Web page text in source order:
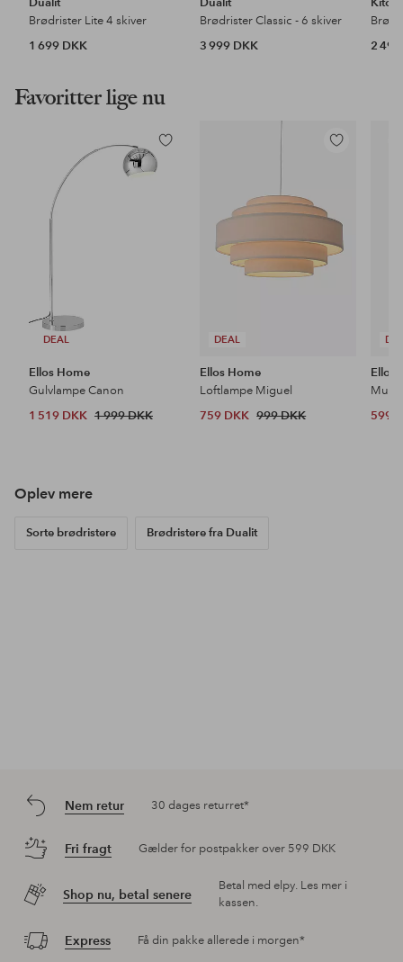
Brødrister Lite 4 skiver
1 699 DKK
Brødrister Classic - 6 skiver
3 999 DKK
2
Favoritter lige nu
DEAL
Tilføj
til
Ellos Home
Gulvlampe Canon
1 519 DKK 1 999 DKK
DEAL
Tilføj
Ellos Home
Loftlampe Miguel
759 DKK 999 DKK
Ellos
599
Oplev mere
Sorte brødristere Brødristere fra Dualit
Nem retur 30 dages returret*
Fri fragt Gælder for postpakker over 599 DKK
Shop nu, betal senere
Betal med elpy. Les mer i
kassen.
Express Få din pakke allerede i morgen*